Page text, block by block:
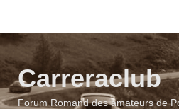
Carreraclub
Forum Romand des amateurs de